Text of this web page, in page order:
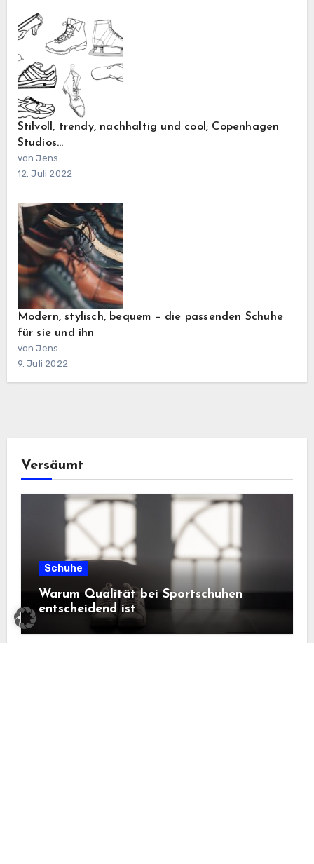
Stilvoll, trendy, nachhaltig und cool; Copenhagen
Studios…
von Jens
12. Juli 2022
Modern, stylisch, bequem – die passenden Schuhe
für sie und ihn
von Jens
9. Juli 2022
Versäumt
Schuhe
Warum Qualität bei Sportschuhen
entscheidend ist